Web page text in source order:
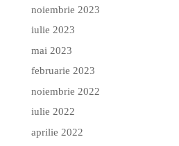
noiembrie 2023
iulie 2023
mai 2023
februarie 2023
noiembrie 2022
iulie 2022
aprilie 2022